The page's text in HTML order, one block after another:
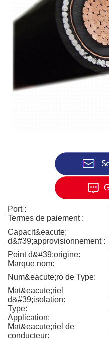
Port :
Termes de paiement :
Capacit&eacute;
d&#39;approvisionnement :
Point d&#39;origine:
Marque nom:
Num&eacute;ro de Type:
Mat&eacute;riel
d&#39;isolation:
Type:
Application:
Mat&eacute;riel de
conducteur: